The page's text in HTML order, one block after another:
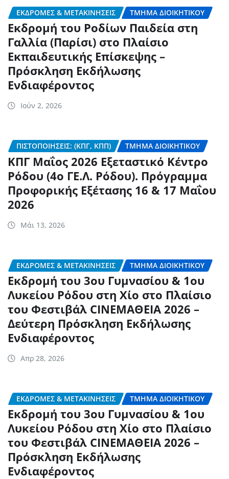
ΕΚΔΡΟΜΈΣ & ΜΕΤΑΚΙΝΉΣΕΙΣ ΤΜΉΜΑ ΔΙΟΙΚΗΤΙΚΟΎ
Εκδρομή του Ροδίων Παιδεία στη
Γαλλία (Παρίσι) στο Πλαίσιο
Εκπαιδευτικής Επίσκεψης –
Πρόσκληση Εκδήλωσης
Ενδιαφέροντος
Ιούν 2, 2026
ΠΙΣΤΟΠΟΙΉΣΕΙΣ: (ΚΠΓ, ΚΠΠ) ΤΜΉΜΑ ΔΙΟΙΚΗΤΙΚΟΎ
ΚΠΓ Μαΐος 2026 Εξεταστικό Κέντρο
Ρόδου (4ο ΓΕ.Λ. Ρόδου). Πρόγραμμα
Προφορικής Εξέτασης 16 & 17 Μαΐου
2026
Μάι 13, 2026
ΕΚΔΡΟΜΈΣ & ΜΕΤΑΚΙΝΉΣΕΙΣ ΤΜΉΜΑ ΔΙΟΙΚΗΤΙΚΟΎ
Εκδρομή του 3ου Γυμνασίου & 1ου
Λυκείου Ρόδου στη Χίο στο Πλαίσιο
του Φεστιβάλ CINEΜΑΘΕΙΑ 2026 –
Δεύτερη Πρόσκληση Εκδήλωσης
Ενδιαφέροντος
Απρ 28, 2026
ΕΚΔΡΟΜΈΣ & ΜΕΤΑΚΙΝΉΣΕΙΣ ΤΜΉΜΑ ΔΙΟΙΚΗΤΙΚΟΎ
Εκδρομή του 3ου Γυμνασίου & 1ου
Λυκείου Ρόδου στη Χίο στο Πλαίσιο
του Φεστιβάλ CINEΜΑΘΕΙΑ 2026 –
Πρόσκληση Εκδήλωσης
Ενδιαφέροντος